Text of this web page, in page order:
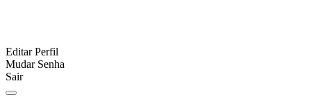
Editar Perfil
Mudar Senha
Sair